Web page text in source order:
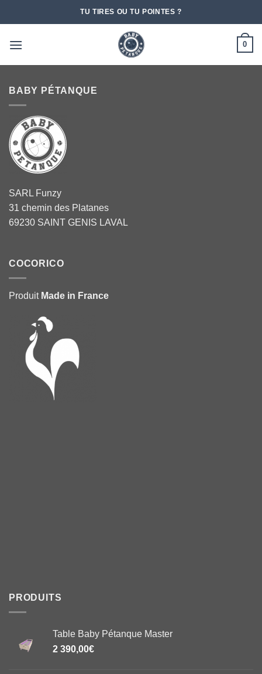
TU TIRES OU TU POINTES ?
0
BABY PÉTANQUE
SARL Funzy
31 chemin des Platanes
69230 SAINT GENIS LAVAL
COCORICO
Produit Made in France
PRODUITS
Table Baby Pétanque Master
2 390,00€